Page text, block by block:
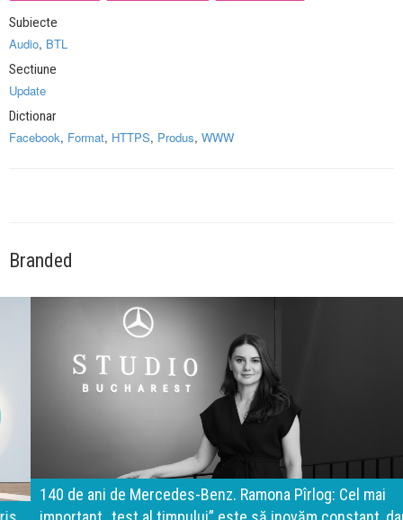
Subiecte
Audio, BTL
Sectiune
Update
Dictionar
Facebook, Format, HTTPS, Produs, WWW
Branded
140 de ani de Mercedes-Benz. Ramona Pîrlog: Cel mai